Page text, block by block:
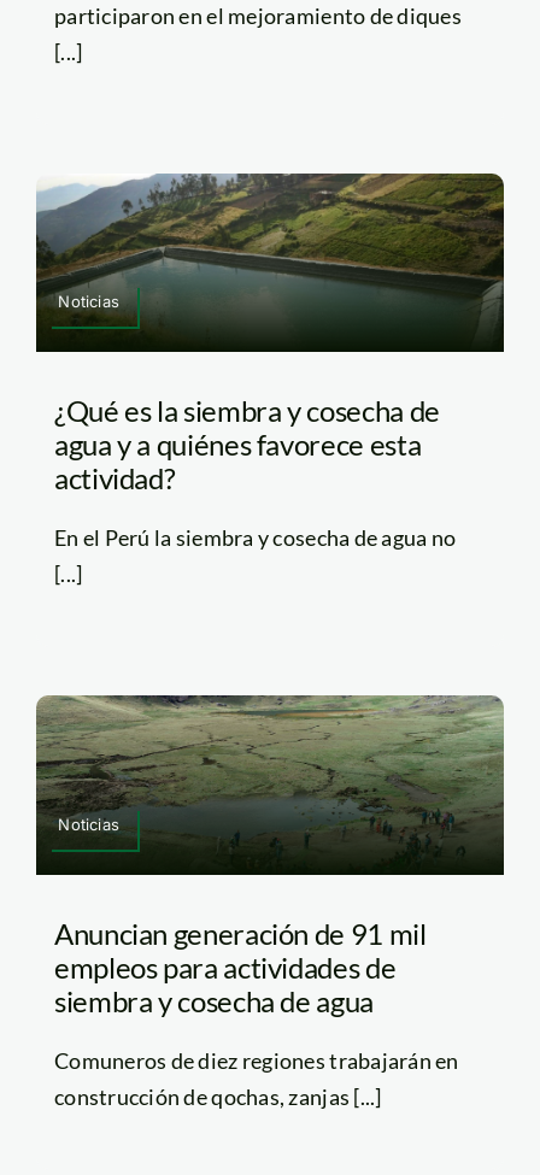
participaron en el mejoramiento de diques
[...]
Noticias
¿Qué es la siembra y cosecha de
agua y a quiénes favorece esta
actividad?
En el Perú la siembra y cosecha de agua no
[...]
Noticias
Anuncian generación de 91 mil
empleos para actividades de
siembra y cosecha de agua
Comuneros de diez regiones trabajarán en
construcción de qochas, zanjas [...]